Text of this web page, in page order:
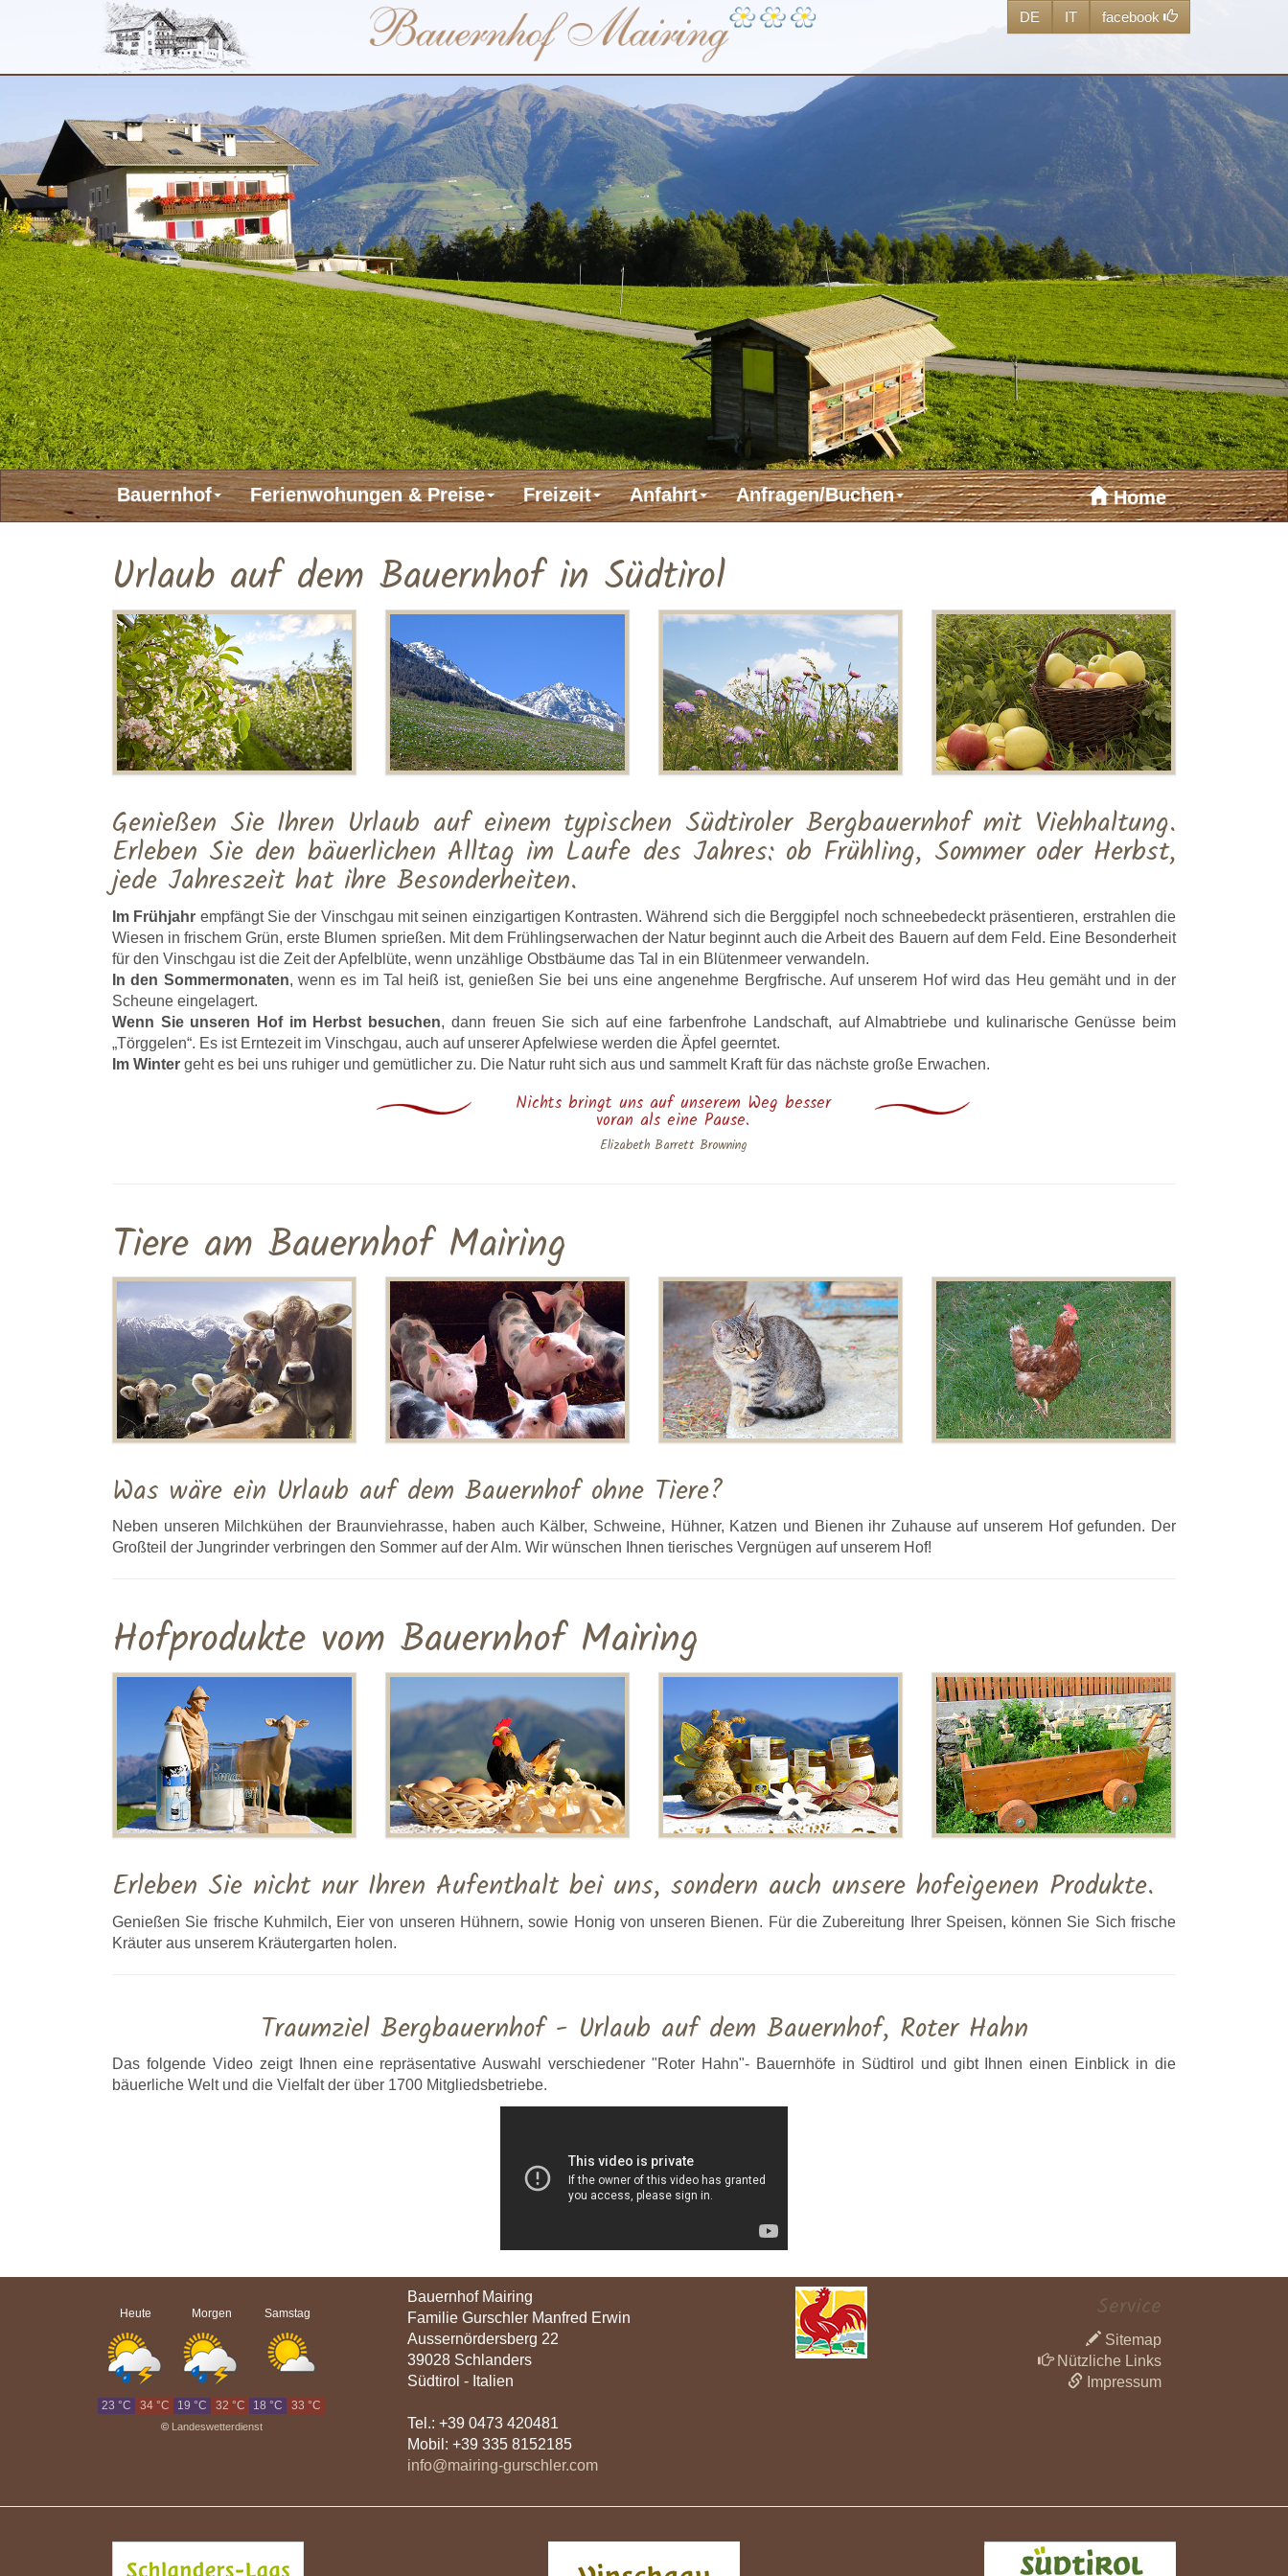
facebook
IT
DE
Bauernhof Ferienwohungen & Preise Freizeit Anfahrt Anfragen/Buchen Home
Urlaub auf dem Bauernhof in Südtirol
Genießen Sie Ihren Urlaub auf einem typischen Südtiroler Bergbauernhof mit Viehhaltung.
Erleben Sie den bäuerlichen Alltag im Laufe des Jahres: ob Frühling, Sommer oder Herbst,
jede Jahreszeit hat ihre Besonderheiten.
Im Frühjahr empfängt Sie der Vinschgau mit seinen einzigartigen Kontrasten. Während sich die Berggipfel noch schneebedeckt präsentieren, erstrahlen die
Wiesen in frischem Grün, erste Blumen sprießen. Mit dem Frühlingserwachen der Natur beginnt auch die Arbeit des Bauern auf dem Feld. Eine Besonderheit
für den Vinschgau ist die Zeit der Apfelblüte, wenn unzählige Obstbäume das Tal in ein Blütenmeer verwandeln.
In den Sommermonaten, wenn es im Tal heiß ist, genießen Sie bei uns eine angenehme Bergfrische. Auf unserem Hof wird das Heu gemäht und in der
Scheune eingelagert.
Wenn Sie unseren Hof im Herbst besuchen, dann freuen Sie sich auf eine farbenfrohe Landschaft, auf Almabtriebe und kulinarische Genüsse beim
„Törggelen“. Es ist Erntezeit im Vinschgau, auch auf unserer Apfelwiese werden die Äpfel geerntet.
Im Winter geht es bei uns ruhiger und gemütlicher zu. Die Natur ruht sich aus und sammelt Kraft für das nächste große Erwachen.
Nichts bringt uns auf unserem Weg besser
voran als eine Pause.
Elizabeth Barrett Browning
Tiere am Bauernhof Mairing
Was wäre ein Urlaub auf dem Bauernhof ohne Tiere?
Neben unseren Milchkühen der Braunviehrasse, haben auch Kälber, Schweine, Hühner, Katzen und Bienen ihr Zuhause auf unserem Hof gefunden. Der
Großteil der Jungrinder verbringen den Sommer auf der Alm. Wir wünschen Ihnen tierisches Vergnügen auf unserem Hof!
Hofprodukte vom Bauernhof Mairing
Erleben Sie nicht nur Ihren Aufenthalt bei uns, sondern auch unsere hofeigenen Produkte.
Genießen Sie frische Kuhmilch, Eier von unseren Hühnern, sowie Honig von unseren Bienen. Für die Zubereitung Ihrer Speisen, können Sie Sich frische
Kräuter aus unserem Kräutergarten holen.
Traumziel Bergbauernhof - Urlaub auf dem Bauernhof, Roter Hahn
Das folgende Video zeigt Ihnen eine repräsentative Auswahl verschiedener "Roter Hahn"- Bauernhöfe in Südtirol und gibt Ihnen einen Einblick in die
bäuerliche Welt und die Vielfalt der über 1700 Mitgliedsbetriebe.
Heute Morgen Samstag
© Landeswetterdienst
23 °C 34 °C 19 °C 32 °C 18 °C 33 °C
Bauernhof Mairing
Familie Gurschler Manfred Erwin
Aussernördersberg 22
39028 Schlanders
Südtirol - Italien
Tel.: +39 0473 420481
Mobil: +39 335 8152185
info@mairing-gurschler.com
Service
Sitemap
Nützliche Links
Impressum